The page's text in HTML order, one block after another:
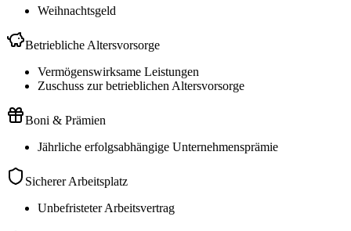
Weihnachtsgeld
Betriebliche Altersvorsorge
Vermögenswirksame Leistungen
Zuschuss zur betrieblichen Altersvorsorge
Boni & Prämien
Jährliche erfolgsabhängige Unternehmensprämie
Sicherer Arbeitsplatz
Unbefristeter Arbeitsvertrag